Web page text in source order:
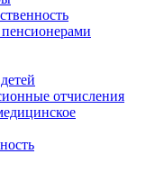
отчисления